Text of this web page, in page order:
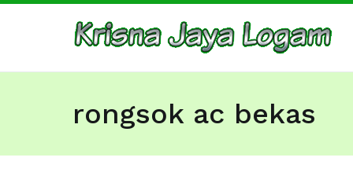
rongsok ac bekas